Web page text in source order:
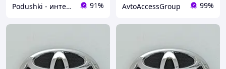
Podushki - интернет-магазин Подушки 91% AvtoAccessGroup 99%